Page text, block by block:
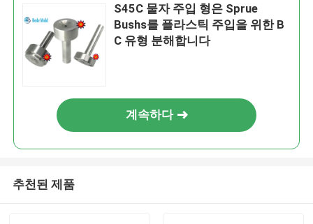
S45C 물자 주입 형은 Sprue
Bushs를 플라스틱 주입을 위한 B
C 유형 분해합니다
계속하다
추천된 제품